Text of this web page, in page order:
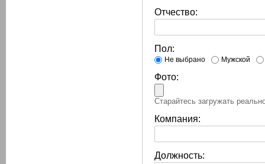
Отчество:
Пол:
Не выбрано Мужской
Фото:
Старайтесь загружать
Компания:
Должность: